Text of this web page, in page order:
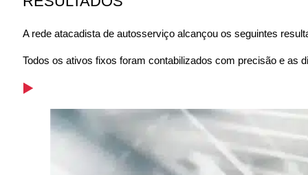
A rede atacadista de autosserviço alcançou os seguintes
Todos os ativos fixos foram contabilizados com precisão e as